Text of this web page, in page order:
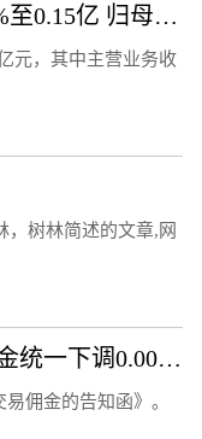
金隅集团上半年净利润降99.4%至0.15亿 归母净利润降77.7%
元，其中主营业务收
，树林简述的文章,网
中信证券：投资者原有交易佣金统一下调0.00146%
佣金的告知函》。